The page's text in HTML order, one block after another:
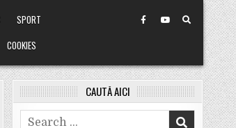
SPORT
COOKIES
CAUTĂ AICI
Search